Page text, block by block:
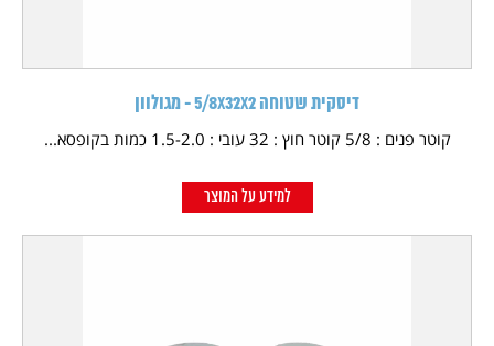
דיסקית שטוחה 5/8X32X2 - מגולוון
קוטר פנים : 5/8 קוטר חוץ : 32 עובי : 1.5-2.0 כמות בקופסא...
למידע על המוצר